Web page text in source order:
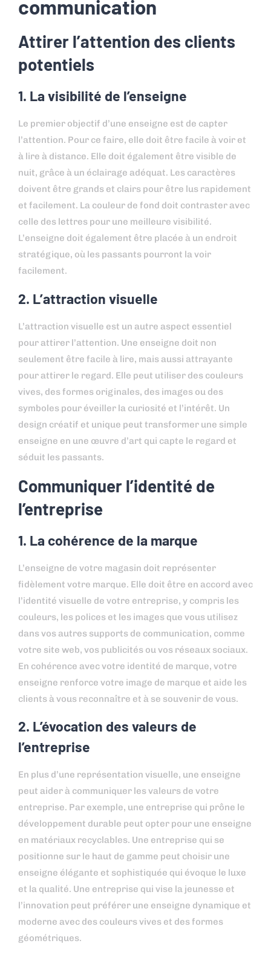
communication
Attirer l’attention des clients
potentiels
1. La visibilité de l’enseigne
Le premier objectif d’une enseigne est de capter
l’attention. Pour ce faire, elle doit être facile à voir et
à lire à distance. Elle doit également être visible de
nuit, grâce à un éclairage adéquat. Les caractères
doivent être grands et clairs pour être lus rapidement
et facilement. La couleur de fond doit contraster avec
celle des lettres pour une meilleure visibilité.
L’enseigne doit également être placée à un endroit
stratégique, où les passants pourront la voir
facilement.
2. L’attraction visuelle
L’attraction visuelle est un autre aspect essentiel
pour attirer l’attention. Une enseigne doit non
seulement être facile à lire, mais aussi attrayante
pour attirer le regard. Elle peut utiliser des couleurs
vives, des formes originales, des images ou des
symboles pour éveiller la curiosité et l’intérêt. Un
design créatif et unique peut transformer une simple
enseigne en une œuvre d’art qui capte le regard et
séduit les passants.
Communiquer l’identité de
l’entreprise
1. La cohérence de la marque
L’enseigne de votre magasin doit représenter
fidèlement votre marque. Elle doit être en accord avec
l’identité visuelle de votre entreprise, y compris les
couleurs, les polices et les images que vous utilisez
dans vos autres supports de communication, comme
votre site web, vos publicités ou vos réseaux sociaux.
En cohérence avec votre identité de marque, votre
enseigne renforce votre image de marque et aide les
clients à vous reconnaître et à se souvenir de vous.
2. L’évocation des valeurs de
l’entreprise
En plus d’une représentation visuelle, une enseigne
peut aider à communiquer les valeurs de votre
entreprise. Par exemple, une entreprise qui prône le
développement durable peut opter pour une enseigne
en matériaux recyclables. Une entreprise qui se
positionne sur le haut de gamme peut choisir une
enseigne élégante et sophistiquée qui évoque le luxe
et la qualité. Une entreprise qui vise la jeunesse et
l’innovation peut préférer une enseigne dynamique et
moderne avec des couleurs vives et des formes
géométriques.